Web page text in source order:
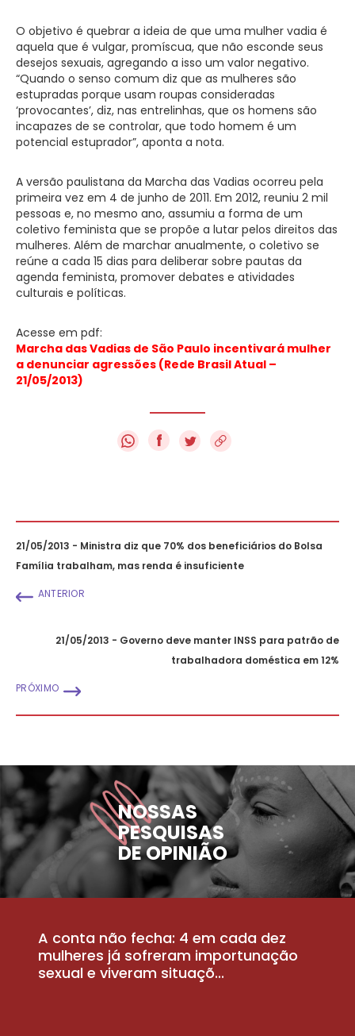
O objetivo é quebrar a ideia de que uma mulher vadia é
aquela que é vulgar, promíscua, que não esconde seus
desejos sexuais, agregando a isso um valor negativo.
“Quando o senso comum diz que as mulheres são
estupradas porque usam roupas consideradas
‘provocantes’, diz, nas entrelinhas, que os homens são
incapazes de se controlar, que todo homem é um
potencial estuprador”, aponta a nota.
A versão paulistana da Marcha das Vadias ocorreu pela
primeira vez em 4 de junho de 2011. Em 2012, reuniu 2 mil
pessoas e, no mesmo ano, assumiu a forma de um
coletivo feminista que se propõe a lutar pelos direitos das
mulheres. Além de marchar anualmente, o coletivo se
reúne a cada 15 dias para deliberar sobre pautas da
agenda feminista, promover debates e atividades
culturais e políticas.
Acesse em pdf:
Marcha das Vadias de São Paulo incentivará mulher
a denunciar agressões (Rede Brasil Atual –
21/05/2013)
f
21/05/2013 - Ministra diz que 70% dos beneficiários do Bolsa
Família trabalham, mas renda é insuficiente
ANTERIOR
21/05/2013 - Governo deve manter INSS para patrão de
trabalhadora doméstica em 12%
PRÓXIMO
NOSSAS
PESQUISAS
DE OPINIÃO
A conta não fecha: 4 em cada dez
mulheres já sofreram importunação
sexual e viveram situaçõ...